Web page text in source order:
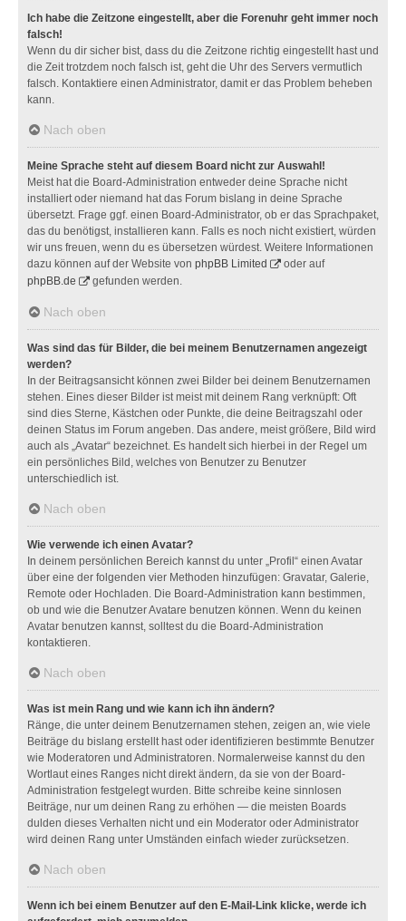
Ich habe die Zeitzone eingestellt, aber die Forenuhr geht immer noch
falsch!
Wenn du dir sicher bist, dass du die Zeitzone richtig eingestellt hast und
die Zeit trotzdem noch falsch ist, geht die Uhr des Servers vermutlich
falsch. Kontaktiere einen Administrator, damit er das Problem beheben
kann.
Nach oben
Meine Sprache steht auf diesem Board nicht zur Auswahl!
Meist hat die Board-Administration entweder deine Sprache nicht
installiert oder niemand hat das Forum bislang in deine Sprache
übersetzt. Frage ggf. einen Board-Administrator, ob er das Sprachpaket,
das du benötigst, installieren kann. Falls es noch nicht existiert, würden
wir uns freuen, wenn du es übersetzen würdest. Weitere Informationen
dazu können auf der Website von phpBB Limited
oder auf
phpBB.de
gefunden werden.
Nach oben
Was sind das für Bilder, die bei meinem Benutzernamen angezeigt
werden?
In der Beitragsansicht können zwei Bilder bei deinem Benutzernamen
stehen. Eines dieser Bilder ist meist mit deinem Rang verknüpft: Oft
sind dies Sterne, Kästchen oder Punkte, die deine Beitragszahl oder
deinen Status im Forum angeben. Das andere, meist größere, Bild wird
auch als „Avatar“ bezeichnet. Es handelt sich hierbei in der Regel um
ein persönliches Bild, welches von Benutzer zu Benutzer
unterschiedlich ist.
Nach oben
Wie verwende ich einen Avatar?
In deinem persönlichen Bereich kannst du unter „Profil“ einen Avatar
über eine der folgenden vier Methoden hinzufügen: Gravatar, Galerie,
Remote oder Hochladen. Die Board-Administration kann bestimmen,
ob und wie die Benutzer Avatare benutzen können. Wenn du keinen
Avatar benutzen kannst, solltest du die Board-Administration
kontaktieren.
Nach oben
Was ist mein Rang und wie kann ich ihn ändern?
Ränge, die unter deinem Benutzernamen stehen, zeigen an, wie viele
Beiträge du bislang erstellt hast oder identifizieren bestimmte Benutzer
wie Moderatoren und Administratoren. Normalerweise kannst du den
Wortlaut eines Ranges nicht direkt ändern, da sie von der Board-
Administration festgelegt wurden. Bitte schreibe keine sinnlosen
Beiträge, nur um deinen Rang zu erhöhen — die meisten Boards
dulden dieses Verhalten nicht und ein Moderator oder Administrator
wird deinen Rang unter Umständen einfach wieder zurücksetzen.
Nach oben
Wenn ich bei einem Benutzer auf den E-Mail-Link klicke, werde ich